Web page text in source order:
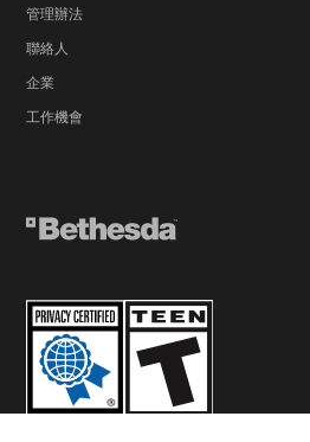
管理辦法
聯絡人
企業
工作機會